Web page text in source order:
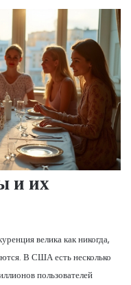
и их
велика как никогда,
В США есть несколько
пользователей